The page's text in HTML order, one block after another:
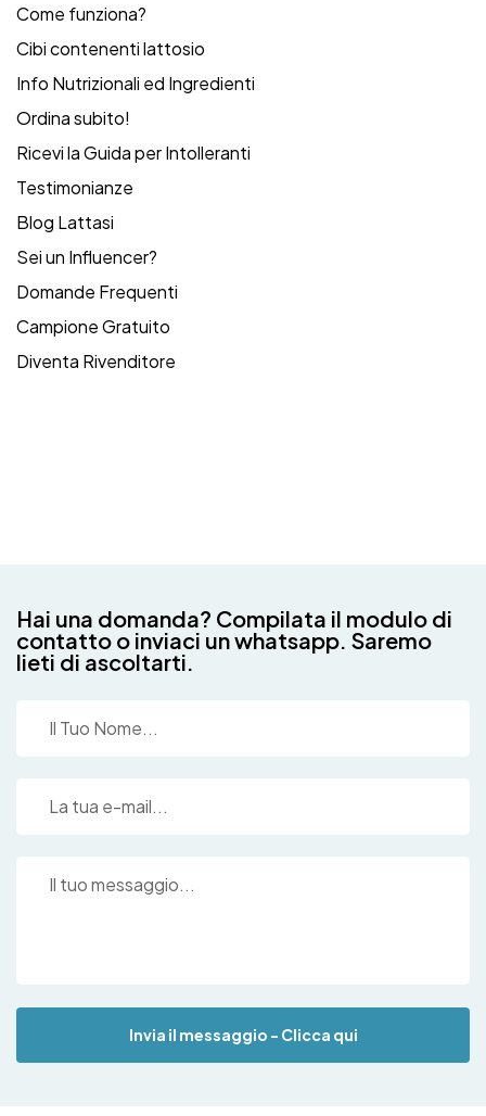
Come funziona?
Cibi contenenti lattosio
Info Nutrizionali ed Ingredienti
Ordina subito!
Ricevi la Guida per Intolleranti
Testimonianze
Blog Lattasi
Sei un Influencer?
Domande Frequenti
Campione Gratuito
Diventa Rivenditore
Hai una domanda? Compilata il modulo di
contatto o inviaci un whatsapp. Saremo
lieti di ascoltarti.
Invia il messaggio - Clicca qui